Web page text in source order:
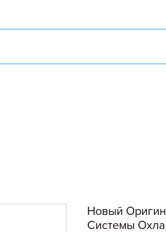
Новый
Системы